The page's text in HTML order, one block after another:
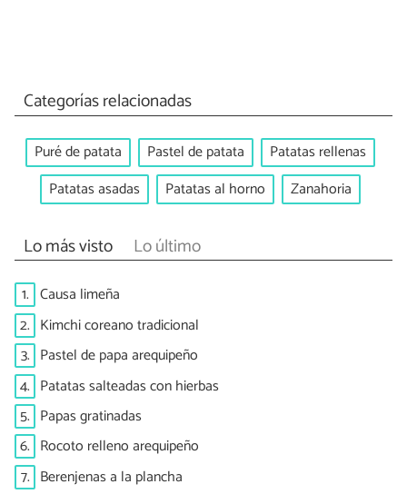
Categorías relacionadas
Puré de patata Pastel de patata
Patatas rellenas
Patatas asadas
Patatas al horno Zanahoria
Lo más visto Lo último
1. Causa limeña
2. Kimchi coreano tradicional
3. Pastel de papa arequipeño
4. Patatas salteadas con hierbas
5. Papas gratinadas
6. Rocoto relleno arequipeño
7. Berenjenas a la plancha